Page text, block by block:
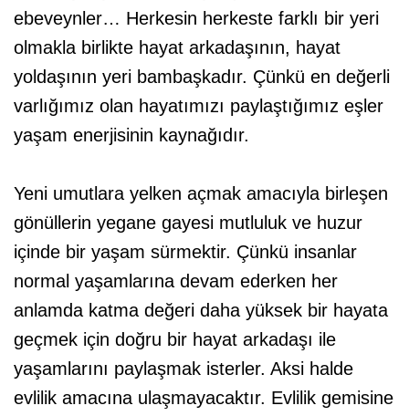
ebeveynler… Herkesin herkeste farklı bir yeri
olmakla birlikte hayat arkadaşının, hayat
yoldaşının yeri bambaşkadır. Çünkü en değerli
varlığımız olan hayatımızı paylaştığımız eşler
yaşam enerjisinin kaynağıdır.
Yeni umutlara yelken açmak amacıyla birleşen
gönüllerin yegane gayesi mutluluk ve huzur
içinde bir yaşam sürmektir. Çünkü insanlar
normal yaşamlarına devam ederken her
anlamda katma değeri daha yüksek bir hayata
geçmek için doğru bir hayat arkadaşı ile
yaşamlarını paylaşmak isterler. Aksi halde
evlilik amacına ulaşmayacaktır. Evlilik gemisine